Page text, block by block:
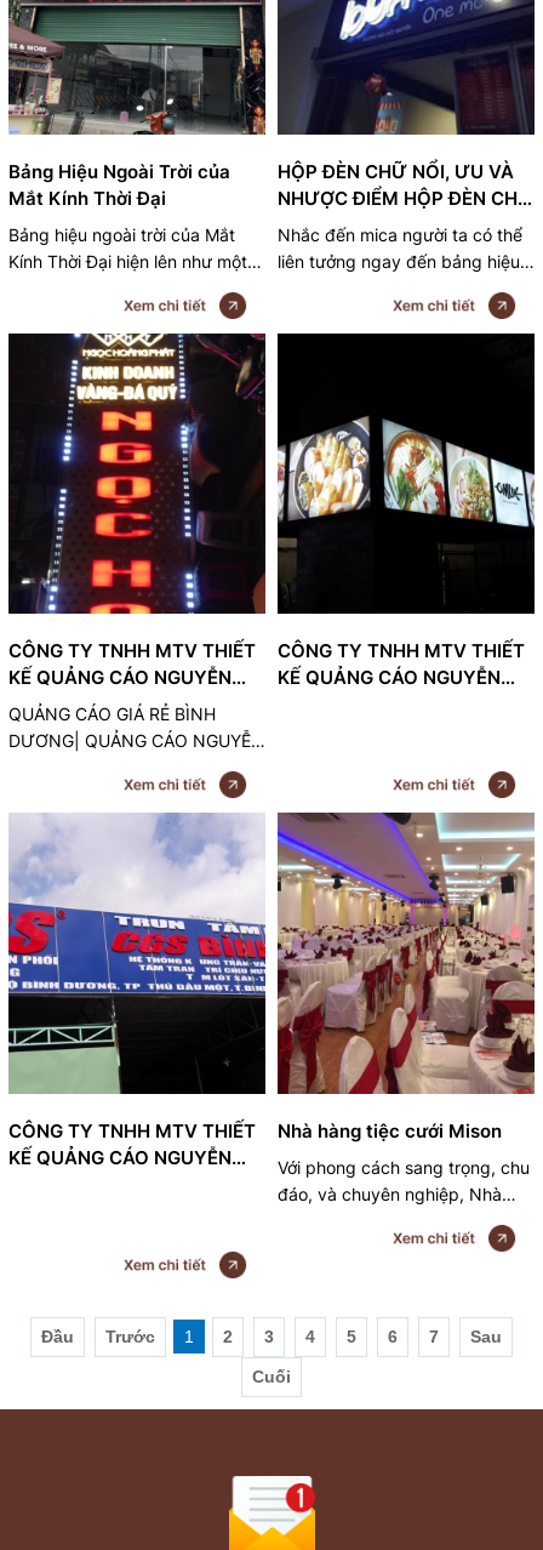
Bảng Hiệu Ngoài Trời của
Mắt Kính Thời Đại
Bảng hiệu ngoài trời của Mắt
Kính Thời Đại hiện lên như một
điểm nhấn sáng tạo giữa phố thị
ồn ào. Với nền màu sắc hiện đại
và thiết kế tinh tế, bảng hiệu thể
hiện sự sang trọng và chuyên
nghiệp của thương hiệu
HỘP ĐÈN CHỮ NỔI, ƯU VÀ
NHƯỢC ĐIỂM HỘP ĐÈN CHỮ
NỔI
Nhắc đến mica người ta có thể
liên tưởng ngay đến bảng hiệu
chữ nổi. Bảng hiệu chữ nổi mica
là phương thức quảng cáo
cùng tìm hiệu về loại bảng hiệu
quảng cáo này với những ưu
nhược điểm của nó.
CÔNG TY TNHH MTV THIẾT
KẾ QUẢNG CÁO NGUYỄN
MINH
QUẢNG CÁO GIÁ RẺ BÌNH
DƯƠNG| QUẢNG CÁO NGUYỄN
MINH - 0843777792, chúng tôi
chuyên xây dựng lắp đặt biển
quảng cáo tại bình dương, dĩ
an, thuận an, tân uyên
CÔNG TY TNHH MTV THIẾT
KẾ QUẢNG CÁO NGUYỄN
CÔNG TY TNHH MTV THIẾT
KẾ QUẢNG CÁO NGUYỄN
Nhà hàng tiệc cưới Mison
Với phong cách sang trọng, chu
đáo, và chuyên nghiệp, Nhà
Hàng Tiệc Cưới Hội Nghị Misol
là nơi lý tưởng tổ chức TIỆC
nhận TỔ CHỨC VÀ NẤU TIỆC
TẠI NHÀ RIÊNG, CƠ QUAN,
Đầu Trước 1 2 3 4 5 6 7 Sau
Cuối